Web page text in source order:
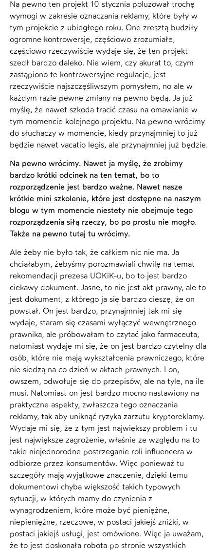
Na pewno ten projekt 10 stycznia poluzował trochę
wymogi w zakresie oznaczania reklamy, które były w
tym projekcie z ubiegłego roku. One zresztą budziły
ogromne kontrowersje, częściowo zrozumiałe,
częściowo rzeczywiście wydaje się, że ten projekt
szedł bardzo daleko. Nie wiem, czy akurat to, czym
zastąpiono te kontrowersyjne regulacje, jest
rzeczywiście najszczęśliwszym pomysłem, no ale w
każdym razie pewne zmiany na pewno będą. Ja już
myślę, że nawet szkoda tracić czasu na omawianie w
tym momencie kolejnego projektu. Na pewno wrócimy
do słuchaczy w momencie, kiedy przynajmniej to już
będzie nawet vacatio legis, ale przynajmniej już będzie.
Na pewno wrócimy. Nawet ja myślę, że zrobimy
bardzo krótki odcinek na ten temat, bo to
rozporządzenie jest bardzo ważne. Nawet nasze
krótkie mini szkolenie, które jest dostępne na naszym
blogu w tym momencie niestety nie obejmuje tego
rozporządzenia siłą rzeczy, bo po prostu nie mogło.
Także na pewno tutaj tu wrócimy.
Ale żeby nie było tak, że całkiem nic nie ma. Ja
chciałabym, żebyśmy porozmawiali chwilę na temat
rekomendacji prezesa UOKiK-u, bo to jest bardzo
ciekawy dokument. Jasne, to nie jest akt prawny, ale to
jest dokument, z którego ja się bardzo cieszę, że on
powstał. On jest bardzo, przynajmniej tak mi się
wydaje, staram się czasami wyłączyć wewnętrznego
prawnika, ale próbowałam to czytać jako farmaceuta,
natomiast wydaje mi się, że on jest bardzo czytelny dla
osób, które nie mają wykształcenia prawniczego, które
nie siedzą na co dzień w aktach prawnych. I on,
owszem, odwołuje się do przepisów, ale na tyle, na ile
musi. Natomiast on jest bardzo mocno nastawiony na
praktyczne aspekty, zwłaszcza tego oznaczania
reklamy, tak aby uniknąć ryzyka zarzutu kryptoreklamy.
Wydaje mi się, że z tym jest największy problem i tu
jest największe zagrożenie, właśnie ze względu na to
takie niejednorodne postrzeganie roli influencera w
odbiorze przez konsumentów. Więc ponieważ tu
szczegóły mają wyjątkowe znaczenie, dzięki temu
dokumentowi chyba większość takich typowych
sytuacji, w których mamy do czynienia z
wynagrodzeniem, które może być pieniężne,
niepieniężne, rzeczowe, w postaci jakiejś zniżki, w
postaci jakiejś usługi, jest omówione. Więc ja uważam,
że to jest doskonała robota po stronie wszystkich